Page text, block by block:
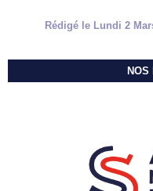
Rédigé le Lundi 2
NOS